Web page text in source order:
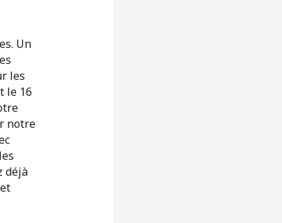
Un
les
le 16
notre
déjà